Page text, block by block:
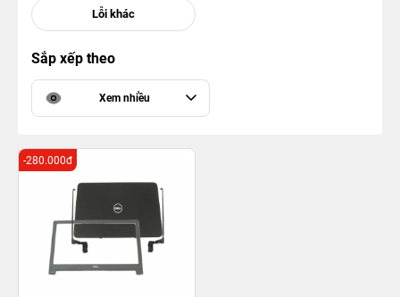
Sắp xếp theo
Xem nhiều
-280.000đ